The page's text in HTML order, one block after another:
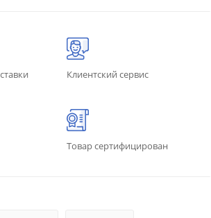
Клиентский сервис
Товар сертифицирован